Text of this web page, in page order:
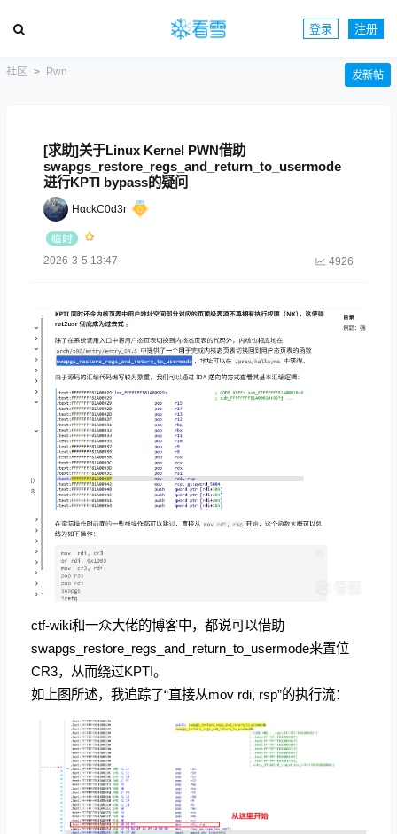
登录 注册
社区 Pwn 发新帖
[求助]关于Linux Kernel PWN借助
swapgs_restore_regs_and_return_to_usermode
进行KPTI bypass的疑问
HαckC0d3r
2026-3-5 13:47 4926
ctf-wiki和一众大佬的博客中，都说可以借助
swapgs_restore_regs_and_return_to_usermode来置位
CR3，从而绕过KPTI。
如上图所述，我追踪了“直接从mov rdi, rsp”的执行流：